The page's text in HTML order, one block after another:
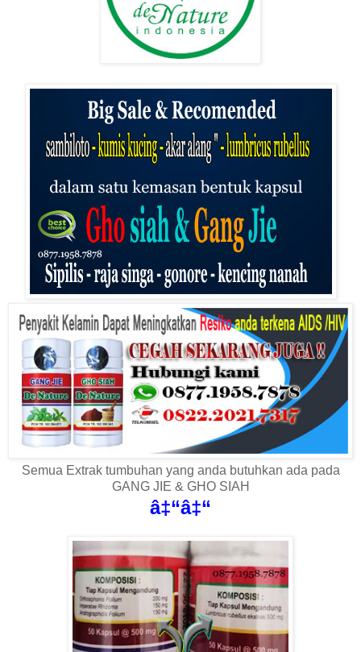
Semua Extrak tumbuhan yang anda butuhkan ada pada
GANG JIE & GHO SIAH
â‡“â‡“